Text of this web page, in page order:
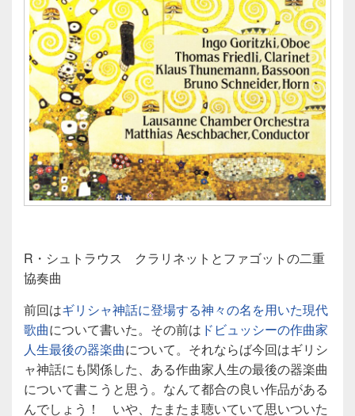
R・シュトラウス クラリネットとファゴットの二重
協奏曲
前回はギリシャ神話に登場する神々の名を用いた現代
歌曲について書いた。その前は ドビュッシーの作曲家
人生最後の器楽曲について。それならば今回はギリシ
ャ神話にも関係した、ある作曲家人生の最後の器楽曲
について書こうと思う。なんて都合の良い作品がある
んでしょう！ いや、たまたま聴いていて思いついた